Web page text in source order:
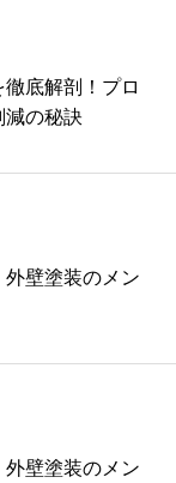
底解剖！プロ
減の秘訣
壁塗装のメン
壁塗装のメン